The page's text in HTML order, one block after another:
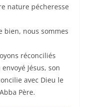
nature pécheresse
bien, nous sommes
réconciliés
Jésus, son
avec Dieu le
Père.